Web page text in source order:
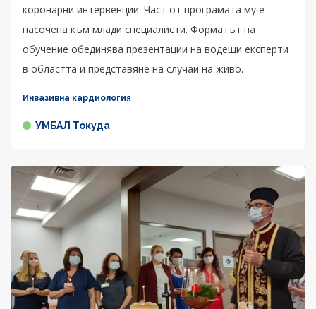
коронарни интервенции. Част от програмата му е
насочена към млади специалисти. Форматът на
обучение обединява презентации на водещи експерти
в областта и представяне на случаи на живо.
Инвазивна кардиология
УМБАЛ Токуда